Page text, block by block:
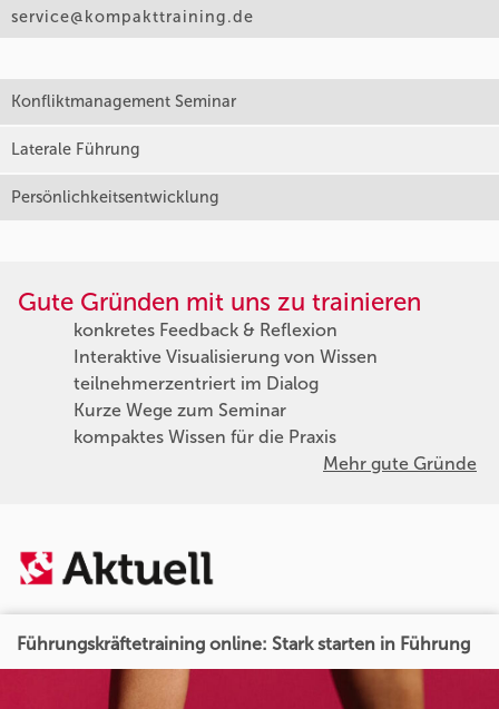
service@kompakttraining.de
Konfliktmanagement Seminar
Laterale Führung
Persönlichkeitsentwicklung
Gute Gründen mit uns zu trainieren
konkretes Feedback & Reflexion
Interaktive Visualisierung von Wissen
teilnehmerzentriert im Dialog
Kurze Wege zum Seminar
kompaktes Wissen für die Praxis
Mehr gute Gründe
Führungskräftetraining online: Stark starten in Führung